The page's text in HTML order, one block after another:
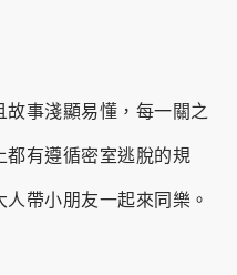
事淺顯易懂，每一關之
都有遵循密室逃脫的規
帶小朋友一起來同樂。